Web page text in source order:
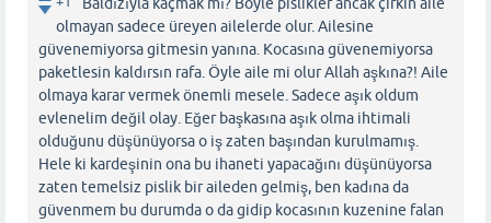
Baldızıyla kaçmak mı? Böyle pislikler ancak çirkin aile
olmayan sadece üreyen ailelerde olur. Ailesine
güvenemiyorsa gitmesin yanına. Kocasına güvenemiyorsa
paketlesin kaldırsın rafa. Öyle aile mi olur Allah aşkına?! Aile
olmaya karar vermek önemli mesele. Sadece aşık oldum
evlenelim değil olay. Eğer başkasına aşık olma ihtimali
olduğunu düşünüyorsa o iş zaten başından kurulmamış.
Hele ki kardeşinin ona bu ihaneti yapacağını düşünüyorsa
zaten temelsiz pislik bir aileden gelmiş, ben kadına da
güvenmem bu durumda o da gidip kocasının kuzenine falan